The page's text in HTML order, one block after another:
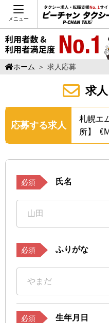
メニュー
ホーム ＞ 求人応募
求
応募する求人
札幌エ
所】｟
必須 氏名
必須 ふりがな
必須 生年月日